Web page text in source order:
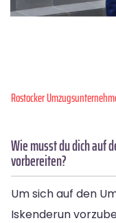
Rostocker
Wie musst du dich auf
vorbereiten?
Um sich auf den
Iskenderun